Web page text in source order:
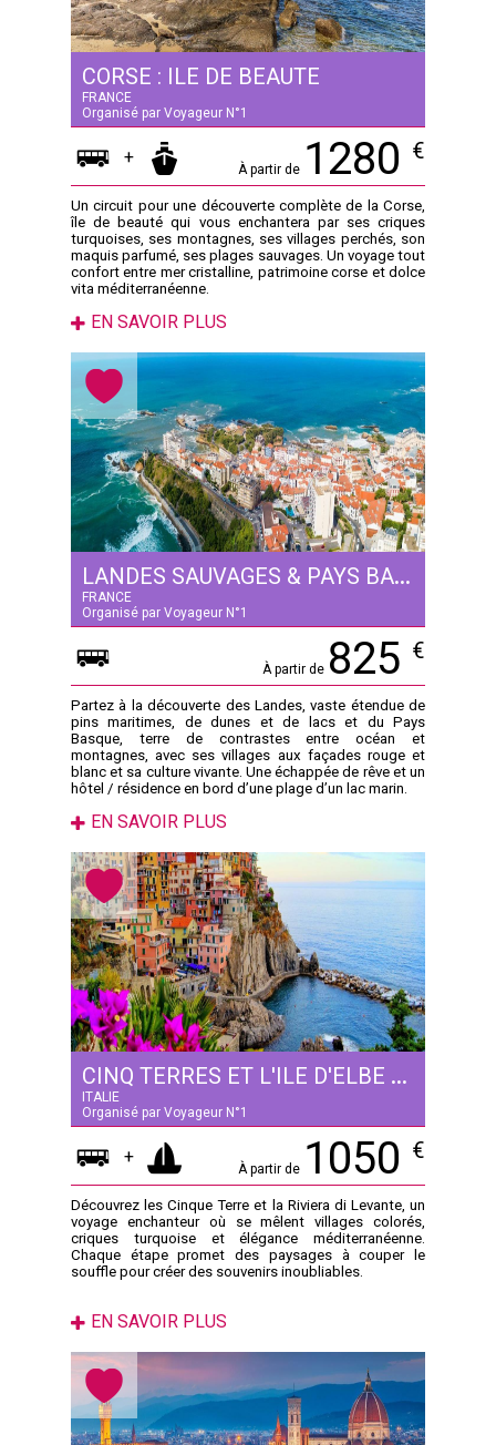
CORSE : ILE DE BEAUTE
FRANCE
Organisé par Voyageur N°1
+
À partir de 1280 €
Un circuit pour une découverte complète de la Corse,
île de beauté qui vous enchantera par ses criques
turquoises, ses montagnes, ses villages perchés, son
maquis parfumé, ses plages sauvages. Un voyage tout
confort entre mer cristalline, patrimoine corse et dolce
vita méditerranéenne.
EN SAVOIR PLUS
LANDES SAUVAGES & PAYS BASQUE AUTHENTIQUE
FRANCE
Organisé par Voyageur N°1
À partir de 825 €
Partez à la découverte des Landes, vaste étendue de
pins maritimes, de dunes et de lacs et du Pays
Basque, terre de contrastes entre océan et
montagnes, avec ses villages aux façades rouge et
blanc et sa culture vivante. Une échappée de rêve et un
hôtel / résidence en bord d’une plage d’un lac marin.
EN SAVOIR PLUS
CINQ TERRES ET L'ILE D'ELBE - 5 JOURS
ITALIE
Organisé par Voyageur N°1
+
À partir de 1050 €
Découvrez les Cinque Terre et la Riviera di Levante, un
voyage enchanteur où se mêlent villages colorés,
criques turquoise et élégance méditerranéenne.
Chaque étape promet des paysages à couper le
souffle pour créer des souvenirs inoubliables.
EN SAVOIR PLUS